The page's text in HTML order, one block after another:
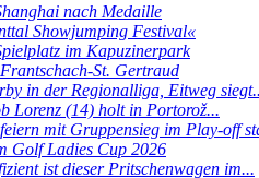
nach Medaille
Showjumping Festival«
im Kapuzinerpark
St. Gertraud
in der Regionalliga, Eitweg
Lorenz (14) holt in Portorož...
mit Gruppensieg im Play-off
Golf Ladies Cup 2026
ist dieser Pritschenwagen im...